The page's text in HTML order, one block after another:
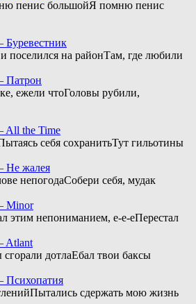
пенис большойЯ помню пенис
поселился на районТам, где любили
Патрон
ежели чтоГоловы рубили,
All the Time
себя сохранитьТут гильотины
Не жалея
непогодаСобери себя, мудак
Minor
этим непониманием, е-е-еПерестал
Atlant
дотлаЕбал твои баксы
Психопатия
сдержать мою жизнь